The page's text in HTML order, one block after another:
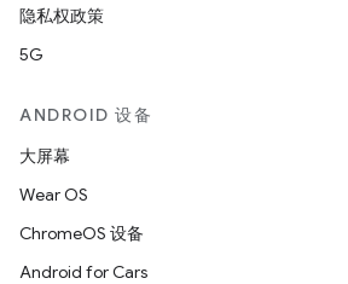
隐私权政策
5G
ANDROID 设备
大屏幕
Wear OS
ChromeOS 设备
Android for Cars